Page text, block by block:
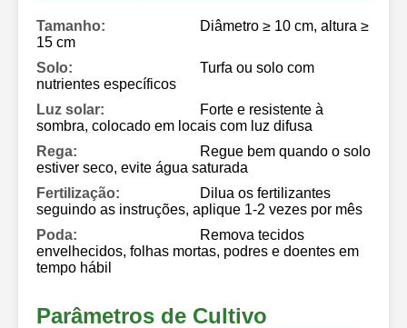
Tamanho:
Diâmetro ≥ 10 cm, altura ≥
15 cm
Solo:
Turfa ou solo com
nutrientes específicos
Luz solar:
Forte e resistente à
sombra, colocado em locais com luz difusa
Rega:
Regue bem quando o solo
estiver seco, evite água saturada
Fertilização:
Dilua os fertilizantes
seguindo as instruções, aplique 1-2 vezes por mês
Poda:
Remova tecidos
envelhecidos, folhas mortas, podres e doentes em
tempo hábil
Parâmetros de Cultivo